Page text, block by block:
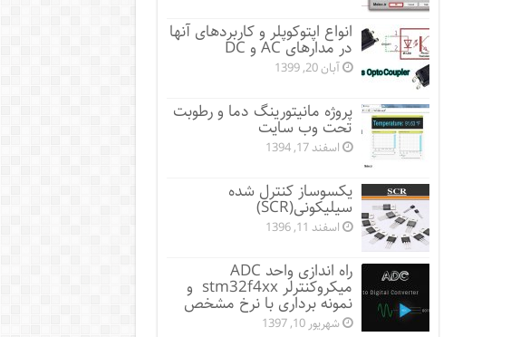
انواع اپتوکوپلر و کاربردهای آنها
در مدارهای AC و DC
آبان 20, 1399
پروژه مانيتورينگ دما و رطوبت
تحت وب سایت
اسفند 17, 1394
یکسوساز کنترل شده
سیلیکونی(SCR)
اسفند 11, 1396
راه اندازی واحد ADC
میکروکنترلر stm32f4xx و
نمونه برداری با نرخ مشخص
شهریور 10, 1397